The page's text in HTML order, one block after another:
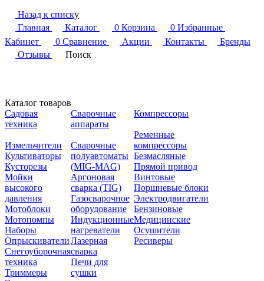
Назад к списку
Главная
Каталог 0 Корзина 0 Избранные
Кабинет
0 Сравнение Акции Контакты
Бренды
Отзывы
Поиск
Каталог товаров
Садовая
техника
Измельчители
Культиваторы
Кусторезы
Мойки
высокого
давления
Мотоблоки
Мотопомпы
Наборы
Опрыскиватели
Снегоуборочная
техника
Триммеры
Сварочные
аппараты
Сварочные
полуавтоматы
(MIG-MAG)
Аргоновая
сварка (TIG)
Газосварочное
оборудование
Индукционные
нагреватели
Лазерная
сварка
Печи для
сушки
Компрессоры
Ременные
компрессоры
Безмасляные
Прямой привод
Винтовые
Поршневые блоки
Электродвигатели
Бензиновые
Медицинские
Осушители
Ресиверы